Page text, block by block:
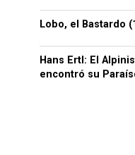
Lobo, el Bastardo
Hans Ertl: El
encontró su